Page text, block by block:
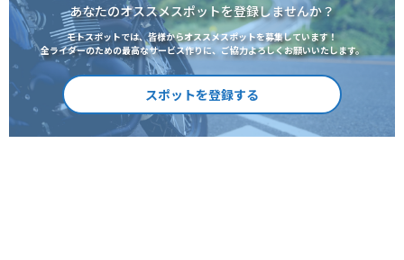
あなたのオススメスポットを登録しませんか？
モトスポットでは、皆様からオススメスポットを募集しています！
全ライダーのための最高なサービス作りに、ご協力よろしくお願いいたします。
スポットを登録する